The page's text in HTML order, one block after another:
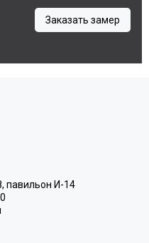
Заказать замер
, павильон И-14